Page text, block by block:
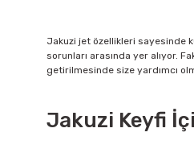
Jakuzi jet özellikleri sayesinde
sorunları arasında yer alıyor.
getirilmesinde size yardımcı
Jakuzi Keyfi